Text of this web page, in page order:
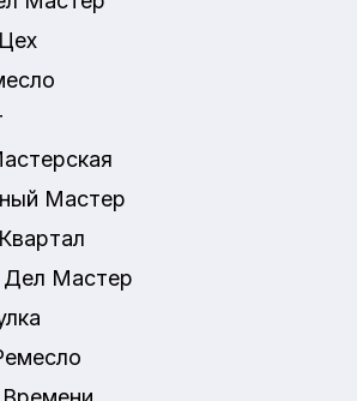
Мастер
Дел Мастер